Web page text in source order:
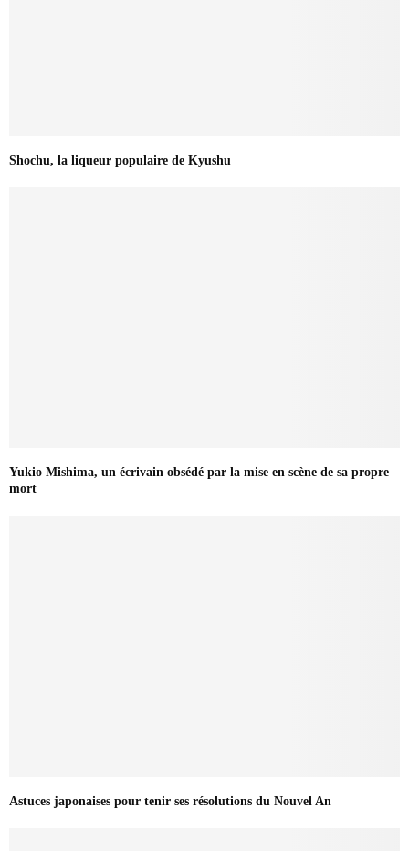
Shochu, la liqueur populaire de Kyushu
Yukio Mishima, un écrivain obsédé par la mise en scène de sa propre
mort
Astuces japonaises pour tenir ses résolutions du Nouvel An